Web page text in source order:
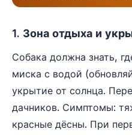
1. Зона отдыха и
Собака должна знать,
миска с водой
укрытие от солнца.
дачников. Симптомы:
красные дёсны. При